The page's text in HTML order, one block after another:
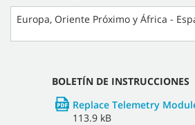
Europa, Oriente Próximo y África -
BOLETÍN DE INSTRUCCIONES
Replace Telemetry
113.9 kB